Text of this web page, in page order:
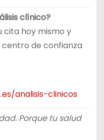
clínico?
cita hoy mismo y
de confianza
analisis-clinicos
Porque tu salud